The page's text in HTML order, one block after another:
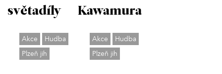
světadíly
Akce
Hudba
Plzeň jih
Kawamura
Akce
Hudba
Plzeň jih